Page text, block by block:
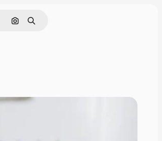
Buscar por imagen
Buscar